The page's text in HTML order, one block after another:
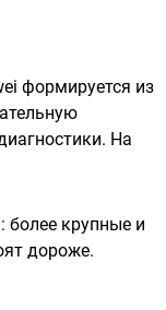
формируется из
На
более крупные и
дороже.